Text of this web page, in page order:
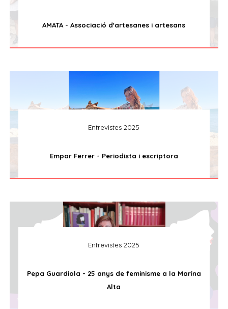
AMATA - Associació d'artesanes i artesans
Entrevistes 2025
Empar Ferrer - Periodista i escriptora
Entrevistes 2025
Pepa Guardiola - 25 anys de feminisme a la Marina
Alta